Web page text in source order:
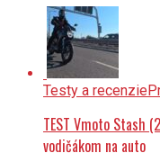
Testy a recenzie
TEST Vmoto Stash
vodičákom na auto